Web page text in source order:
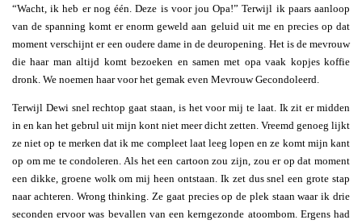
“Wacht, ik heb er nog één. Deze is voor jou Opa!” Terwijl ik paars aanloop
van de spanning komt er enorm geweld aan geluid uit me en precies op dat
moment verschijnt er een oudere dame in de deuropening. Het is de mevrouw
die haar man altijd komt bezoeken en samen met opa vaak kopjes koffie
dronk. We noemen haar voor het gemak even Mevrouw Gecondoleerd.
Terwijl Dewi snel rechtop gaat staan, is het voor mij te laat. Ik zit er midden
in en kan het gebrul uit mijn kont niet meer dicht zetten. Vreemd genoeg lijkt
ze niet op te merken dat ik me compleet laat leeg lopen en ze komt mijn kant
op om me te condoleren. Als het een cartoon zou zijn, zou er op dat moment
een dikke, groene wolk om mij heen ontstaan. Ik zet dus snel een grote stap
naar achteren. Wrong thinking. Ze gaat precies op de plek staan waar ik drie
seconden ervoor was bevallen van een kerngezonde atoombom. Ergens had